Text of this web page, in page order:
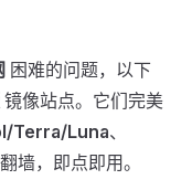
困难的问题，以下
镜像站点。它们完美
Terra/Luna、
墙，即点即用。